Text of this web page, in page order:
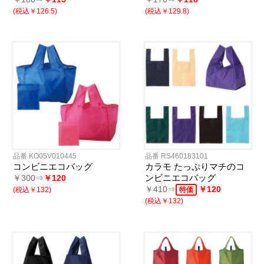
(税込￥126.5) (税込￥129.8)
品番 KO05V010445
コンビニエコバッグ
￥300⇒ ￥120
(税込￥132)
品番 RS460183101
カラモ たっぷりマチのコ
ンビニエコバッグ
￥410⇒ 特価 ￥120
(税込￥132)